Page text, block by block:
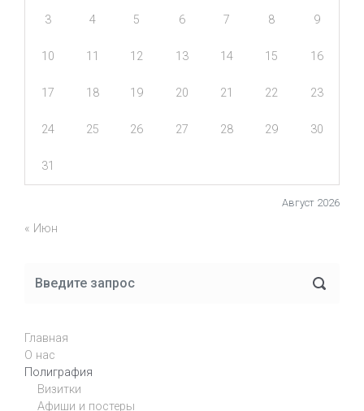
Август 2026
3 4 5 6 7 8 9
10 11 12 13 14 15 16
17 18 19 20 21 22 23
24 25 26 27 28 29 30
31
« Июн
Главная
О нас
Полиграфия
Визитки
Афиши и постеры